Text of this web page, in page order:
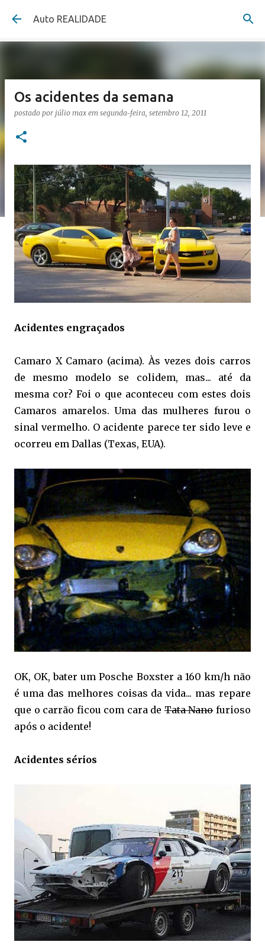
Pular para o conteúdo principal
Auto REALIDADE
Os acidentes da semana
postado por júlio max em segunda-feira, setembro 12, 2011
Acidentes engraçados
Camaro X Camaro (acima). Às vezes dois carros
de mesmo modelo se colidem, mas... até da
mesma cor? Foi o que aconteceu com estes dois
Camaros amarelos. Uma das mulheres furou o
sinal vermelho. O acidente parece ter sido leve e
ocorreu em Dallas (Texas, EUA).
OK, OK, bater um Posche Boxster a 160 km/h não
é uma das melhores coisas da vida... mas repare
que o carrão ficou com cara deTata Nanofurioso
após o acidente!
Acidentes sérios